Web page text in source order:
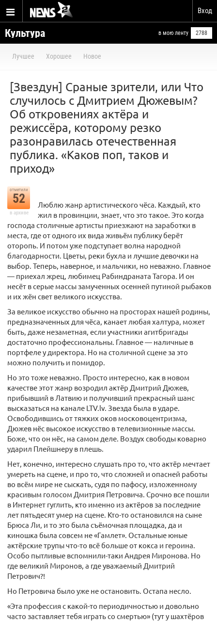
Вход
Культура в мою ленту 2788
Лучшее Хорошее Новое
[Звездун] Сраные зрители, или Что
случилось с Дмитрием Дюжевым?
Об откровениях актёра и
режиссёра, которому резко
разонравилась отечественная
публика. «Каков поп, таков и
приход»
отметили
52
в архиве
Люблю жанр артистического чёса. Каждый, кто
жил в провинции, знает, что это такое. Это когда
господа столичные артисты приезжают на заработки в
места, где от одного их вида живьём публику берёт
оторопь. И потом уже подступает волна народной
благодарности. Цветы, реки бухла и лучшие девочки на
выбор. Теперь, наверное, и мальчики, но неважно. Главное
— приехал жрец, любимец Рабиндраната Тагора. И он
несёт в серые массы замученных осенней путиной рыбаков
и их жён свет великого искусства.
За великое искусство обычно на просторах нашей родины,
предназначенных для чёса, канает любая халтура, может
быть, даже незаметная, если участники агитбригады
достаточно профессиональны. Главное — наличные в
портфеле у директора. Но на столичной сцене за это
можно получить и помидор.
Но это тоже неважно. Просто интересно, как в новом
качестве этот жанр возродил актёр Дмитрий Дюжев,
прибывший в Латвию и получивший прекрасный шанс
высказаться на канале LTV.lv. Звезда была в ударе.
Освободившись от тяжких оков московоцентризма,
Дюжев нёс высокое искусство в телевизионные массы.
Боже, что он нёс, на самом деле. Воздух свободы коварно
ударил Плейшнеру в плешь.
Нет, конечно, интересно слушать про то, что актёр мечтает
умереть на сцене, и про то, что сложней и опасней работы
во всём мире не сыскать, судя по пафосу, изложенному
красивым голосом Дмитрия Петровича. Срочно все пошли
в Интернет гуглить, кто именно из актёров за последние
лет пятьдесят умер на сцене. Кто-то остановился на сыне
Брюса Ли, и то это была съёмочная площадка, да и
киношка была совсем не «Гамлет». Остальные юные
актёрские трупы что-то всё больше от кокса и героина.
Особо пытливые вспомнили-таки Андрея Миронова. Но
где великий Миронов, а где уважаемый Дмитрий
Петрович?!
Но Петровича было уже не остановить. Остапа несло.
«Эта профессия с какой-то периодичностью и довольно
часто заставляет тебя играть со смертью» (тут у шахтёров